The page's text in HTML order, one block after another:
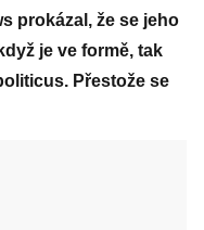
prokázal, že se jeho
je ve formě, tak
Přestože se